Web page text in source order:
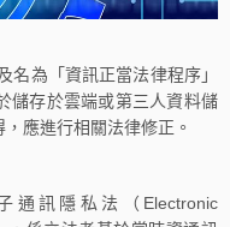
為「資訊正當法律程序」
儲存於雲端或第三人資料儲
應進行相關法律修正。
訊隱私法（Electronic